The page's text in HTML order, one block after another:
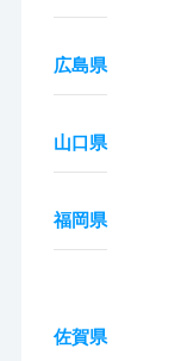
広島県
山口県
福岡県
佐賀県